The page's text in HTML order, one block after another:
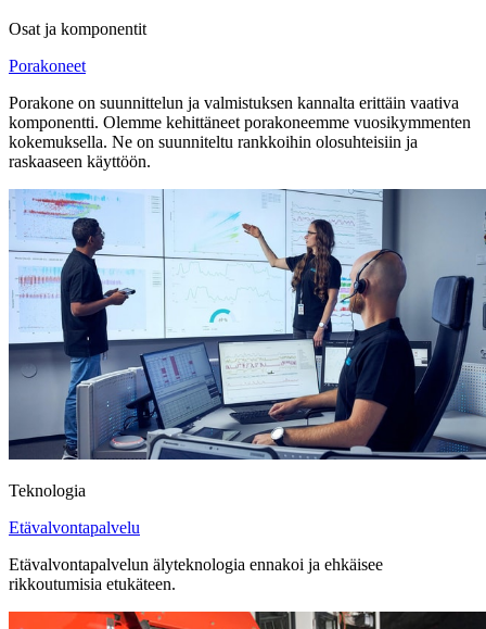
Osat ja komponentit
Porakoneet
Porakone on suunnittelun ja valmistuksen kannalta erittäin vaativa
komponentti. Olemme kehittäneet porakoneemme vuosikymmenten
kokemuksella. Ne on suunniteltu rankkoihin olosuhteisiin ja
raskaaseen käyttöön.
Teknologia
Etävalvontapalvelu
Etävalvontapalvelun älyteknologia ennakoi ja ehkäisee
rikkoutumisia etukäteen.